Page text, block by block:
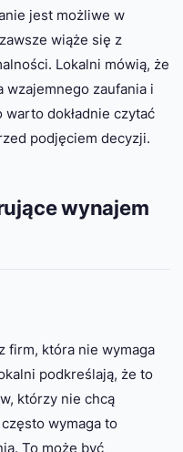
jest możliwe w
wiąże się z
Lokalni mówią, że
wzajemnego zaufania i
dokładnie czytać
podjęciem decyzji.
wynajem
firm, która nie wymaga
podkreślają, że to
którzy nie chcą
wymaga to
To może być